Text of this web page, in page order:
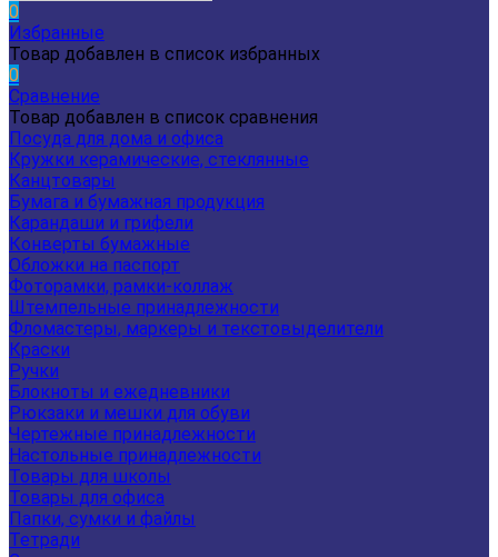
0
Избранные
Товар добавлен в список избранных
0
Сравнение
Товар добавлен в список сравнения
Посуда для дома и офиса
Кружки керамические, стеклянные
Канцтовары
Бумага и бумажная продукция
Карандаши и грифели
Конверты бумажные
Обложки на паспорт
Фоторамки, рамки-коллаж
Штемпельные принадлежности
Фломастеры, маркеры и текстовыделители
Краски
Ручки
Блокноты и ежедневники
Рюкзаки и мешки для обуви
Чертежные принадлежности
Настольные принадлежности
Товары для школы
Товары для офиса
Папки, сумки и файлы
Тетради